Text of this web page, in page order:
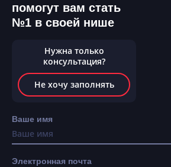
помогут вам стать
№1 в своей нише
Нужна только
консультация?
Не хочу заполнять
Ваше имя
Электронная почта